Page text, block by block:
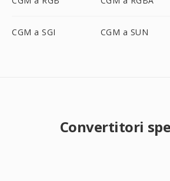
CGM a SGI CGM a SUN
Convertitori